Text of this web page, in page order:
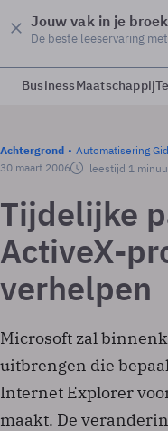
Jouw vak in je
De beste leeservaring
BusinessMaatschappij
Achtergrond Automatisering
30 maart 2006
leestijd 1
Tijdelijke
ActiveX-
verhelpen
Microsoft zal
uitbrengen die
Internet Explorer
maakt. De